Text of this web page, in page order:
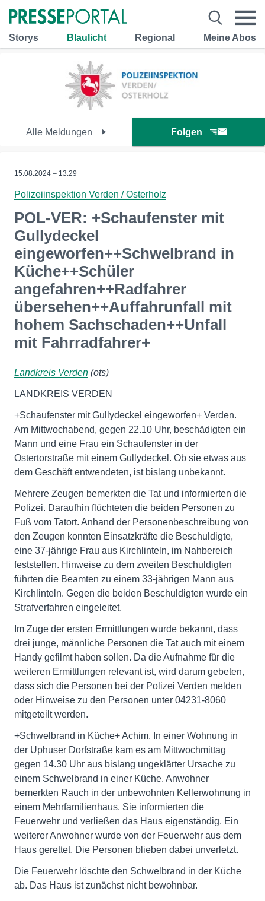
Storys Blaulicht Regional Meine Abos
Alle Meldungen Folgen
15.08.2024 – 13:29
Polizeiinspektion Verden / Osterholz
POL-VER: +Schaufenster mit
Gullydeckel
eingeworfen++Schwelbrand in
Küche++Schüler
angefahren++Radfahrer
übersehen++Auffahrunfall mit
hohem Sachschaden++Unfall
mit Fahrradfahrer+
Landkreis Verden (ots)
LANDKREIS VERDEN
+Schaufenster mit Gullydeckel eingeworfen+ Verden.
Am Mittwochabend, gegen 22.10 Uhr, beschädigten ein
Mann und eine Frau ein Schaufenster in der
Ostertorstraße mit einem Gullydeckel. Ob sie etwas aus
dem Geschäft entwendeten, ist bislang unbekannt.
Mehrere Zeugen bemerkten die Tat und informierten die
Polizei. Daraufhin flüchteten die beiden Personen zu
Fuß vom Tatort. Anhand der Personenbeschreibung von
den Zeugen konnten Einsatzkräfte die Beschuldigte,
eine 37-jährige Frau aus Kirchlinteln, im Nahbereich
feststellen. Hinweise zu dem zweiten Beschuldigten
führten die Beamten zu einem 33-jährigen Mann aus
Kirchlinteln. Gegen die beiden Beschuldigten wurde ein
Strafverfahren eingeleitet.
Im Zuge der ersten Ermittlungen wurde bekannt, dass
drei junge, männliche Personen die Tat auch mit einem
Handy gefilmt haben sollen. Da die Aufnahme für die
weiteren Ermittlungen relevant ist, wird darum gebeten,
dass sich die Personen bei der Polizei Verden melden
oder Hinweise zu den Personen unter 04231-8060
mitgeteilt werden.
+Schwelbrand in Küche+ Achim. In einer Wohnung in
der Uphuser Dorfstraße kam es am Mittwochmittag
gegen 14.30 Uhr aus bislang ungeklärter Ursache zu
einem Schwelbrand in einer Küche. Anwohner
bemerkten Rauch in der unbewohnten Kellerwohnung in
einem Mehrfamilienhaus. Sie informierten die
Feuerwehr und verließen das Haus eigenständig. Ein
weiterer Anwohner wurde von der Feuerwehr aus dem
Haus gerettet. Die Personen blieben dabei unverletzt.
Die Feuerwehr löschte den Schwelbrand in der Küche
ab. Das Haus ist zunächst nicht bewohnbar.